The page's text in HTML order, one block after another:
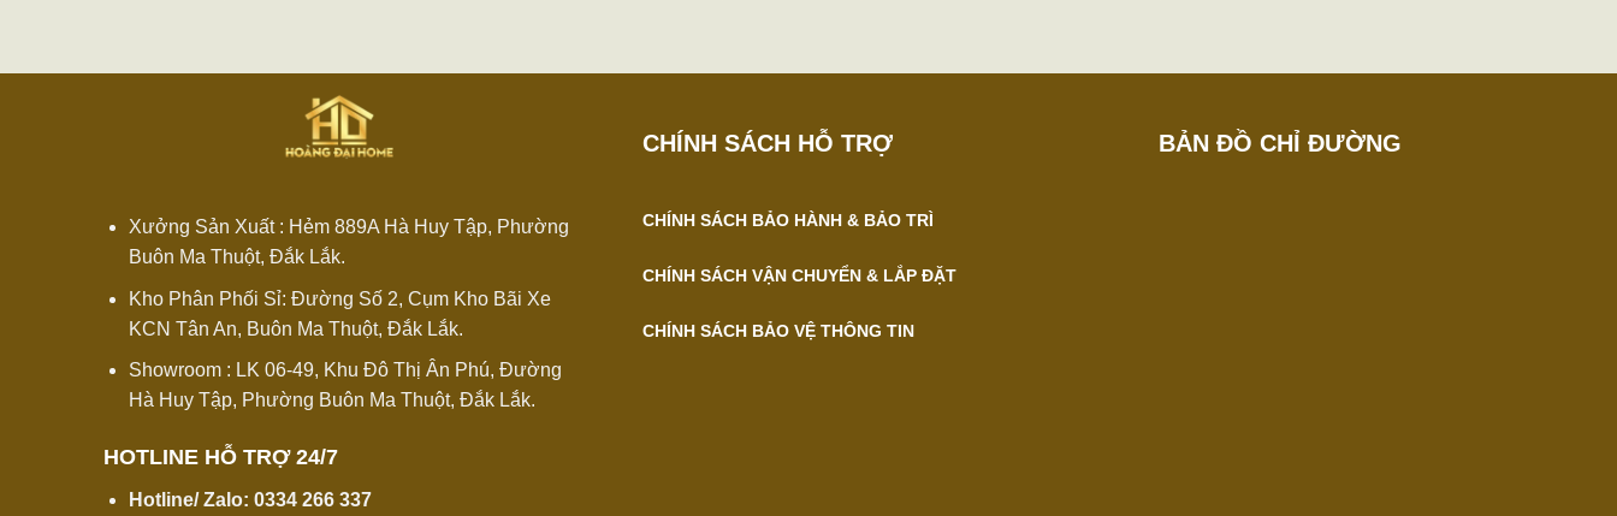
Xưởng Sản Xuất : Hẻm 889A Hà Huy Tập, Phường
Buôn Ma Thuột, Đắk Lắk.
Kho Phân Phối Sỉ: Đường Số 2, Cụm Kho Bãi Xe
KCN Tân An, Buôn Ma Thuột, Đắk Lắk.
Showroom : LK 06-49, Khu Đô Thị Ân Phú, Đường
Hà Huy Tập, Phường Buôn Ma Thuột, Đắk Lắk.
HOTLINE HỖ TRỢ 24/7
Hotline/ Zalo: 0334 266 337
CHÍNH SÁCH HỖ TRỢ
CHÍNH SÁCH BẢO HÀNH & BẢO TRÌ
CHÍNH SÁCH VẬN CHUYỂN & LẮP ĐẶT
CHÍNH SÁCH BẢO VỆ THÔNG TIN
BẢN ĐỒ CHỈ ĐƯỜNG